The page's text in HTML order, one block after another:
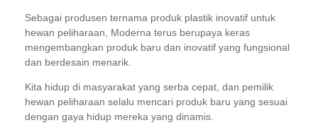
Sebagai produsen ternama produk plastik inovatif untuk
hewan peliharaan, Moderna terus berupaya keras
mengembangkan produk baru dan inovatif yang fungsional
dan berdesain menarik.
Kita hidup di masyarakat yang serba cepat, dan pemilik
hewan peliharaan selalu mencari produk baru yang sesuai
dengan gaya hidup mereka yang dinamis.